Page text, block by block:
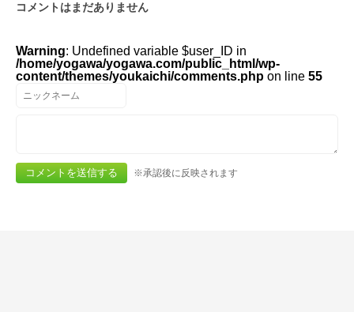
コメントはまだありません
Warning: Undefined variable $user_ID in
/home/yogawa/yogawa.com/public_html/wp-
content/themes/youkaichi/comments.php on line 55
※承認後に反映されます